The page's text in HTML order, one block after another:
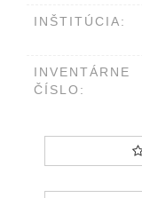
INŠTITÚCIA:
INVENTÁRNE
ČÍSLO: